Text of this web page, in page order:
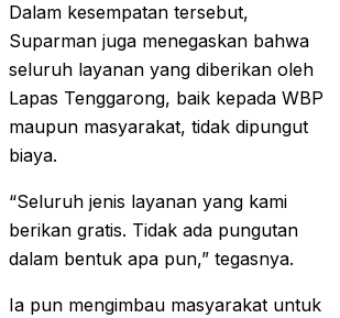
Dalam kesempatan tersebut,
Suparman juga menegaskan bahwa
seluruh layanan yang diberikan oleh
Lapas Tenggarong, baik kepada WBP
maupun masyarakat, tidak dipungut
biaya.
“Seluruh jenis layanan yang kami
berikan gratis. Tidak ada pungutan
dalam bentuk apa pun,” tegasnya.
Ia pun mengimbau masyarakat untuk